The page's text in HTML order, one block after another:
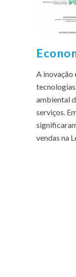
A inovação
ambiental
serviços.
vendas na